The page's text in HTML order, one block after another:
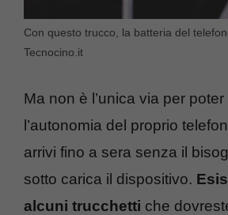
Con questo trucco, la batteria del
Tecnocino.it
Ma non è l’unica via per
l’autonomia del proprio
arrivi fino a sera senza il
sotto carica il dispositivo.
alcuni trucchetti che